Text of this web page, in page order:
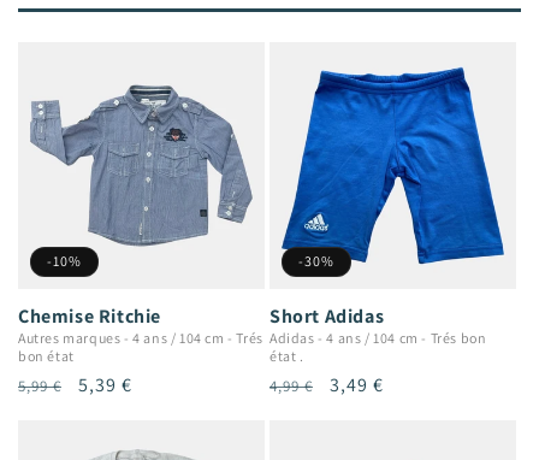
-10%
Chemise Ritchie
Autres marques -4 ans / 104 cm -Trés
bon état
Prix
5,99 €
Prix
5,39 €
-30%
Short Adidas
Adidas -4 ans / 104 cm - Trés bon
état .
Prix
4,99 €
Prix
3,49 €